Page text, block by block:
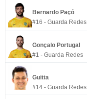
Bernardo Paçó
#16 - Guarda Redes
Gonçalo Portugal
#1 - Guarda Redes
Guitta
#14 - Guarda Redes